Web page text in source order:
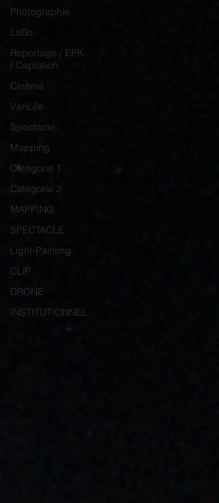
Photographie
LaBo
Reportage / EPK
/ Captation
Cinéma
VanLife
Spectacle
Mapping
Catégorie 1
Catégorie 2
MAPPING
SPECTACLE
Light-Painting
CLiP
DRONE
INSTITUTIONNEL